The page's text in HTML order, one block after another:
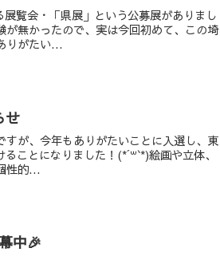
覧会・「県展」という公募展がありまし
無かったので、実は今回初めて、この埼
りがたい...
せ
が、今年もありがたいことに入選し、東
ことになりました！(*´꒳`*)絵画や立体、
性的...
中🎉